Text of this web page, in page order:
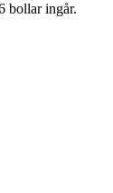
bollar ingår.